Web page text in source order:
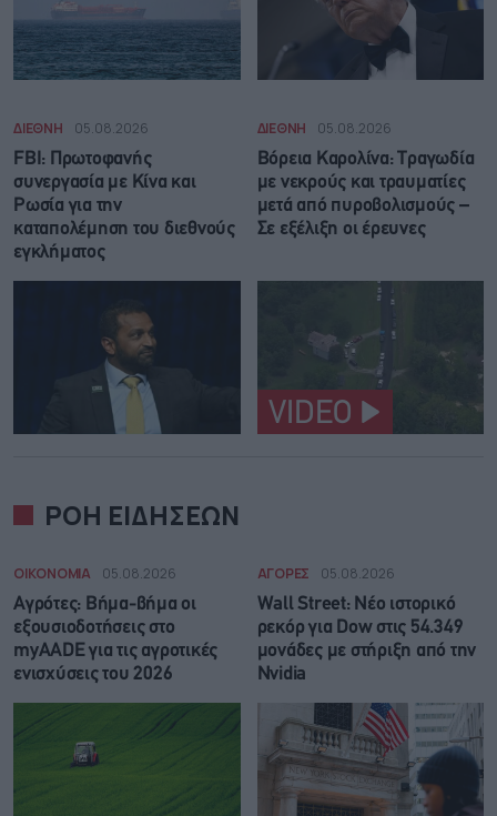
ΔΙΕΘΝΗ 05.08.2026
FBI: Πρωτοφανής
συνεργασία με Κίνα και
Ρωσία για την
καταπολέμηση του διεθνούς
εγκλήματος
ΔΙΕΘΝΗ 05.08.2026
Βόρεια Καρολίνα: Τραγωδία
με νεκρούς και τραυματίες
μετά από πυροβολισμούς –
Σε εξέλιξη οι έρευνες
VIDEO
ΡΟΗ ΕΙΔΗΣΕΩΝ
ΟΙΚΟΝΟΜΙΑ 05.08.2026
Αγρότες: Βήμα-βήμα οι
εξουσιοδοτήσεις στο
myAADE για τις αγροτικές
ενισχύσεις του 2026
ΑΓΟΡΕΣ 05.08.2026
Wall Street: Νέο ιστορικό
ρεκόρ για Dow στις 54.349
μονάδες με στήριξη από την
Nvidia